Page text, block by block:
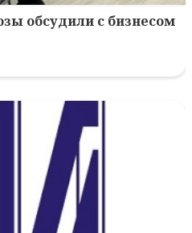
обсудили с бизнесом